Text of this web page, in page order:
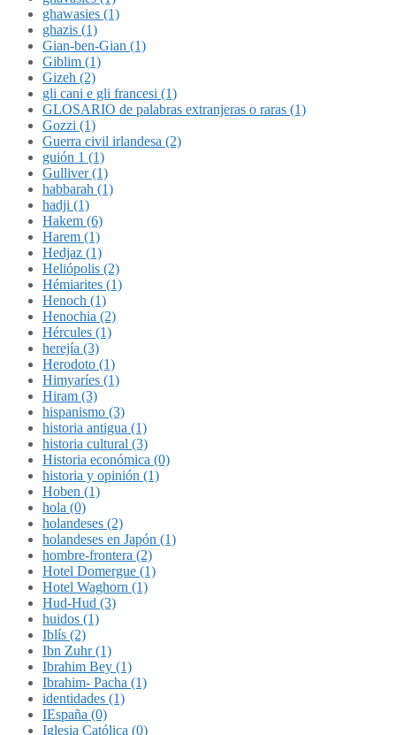
ghawasies (1)
ghazis (1)
Gian-ben-Gian (1)
Giblim (1)
Gizeh (2)
gli cani e gli francesi (1)
GLOSARIO de palabras extranjeras o raras (1)
Gozzi (1)
Guerra civil irlandesa (2)
guión 1 (1)
Gulliver (1)
habbarah (1)
hadji (1)
Hakem (6)
Harem (1)
Hedjaz (1)
Heliópolis (2)
Hémiarites (1)
Henoch (1)
Henochia (2)
Hércules (1)
herejía (3)
Herodoto (1)
Himyaríes (1)
Hiram (3)
hispanismo (3)
historia antigua (1)
historia cultural (3)
Historia económica (0)
historia y opinión (1)
Hoben (1)
hola (0)
holandeses (2)
holandeses en Japón (1)
hombre-frontera (2)
Hotel Domergue (1)
Hotel Waghorn (1)
Hud-Hud (3)
huidos (1)
Iblís (2)
Ibn Zuhr (1)
Ibrahim Bey (1)
Ibrahim- Pacha (1)
identidades (1)
IEspaña (0)
Iglesia Católica (0)